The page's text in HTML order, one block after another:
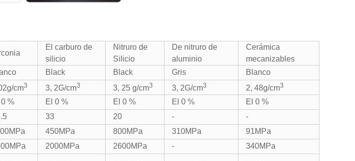
El carburo de
silicio
Nitruro de
Silicio
De nitruro de
aluminio
Cerámica
mecanizables
Black Black Gris
Blanco
cm3 3, 2G/cm3 3, 25 g/cm3 3, 2G/cm3 2, 48g/cm3
% El 0 % El 0 % El 0 %
El 0 %
33 20 -
-
450MPa 800MPa 310MPa
91MPa
2000MPa 2600MPa -
340MPa